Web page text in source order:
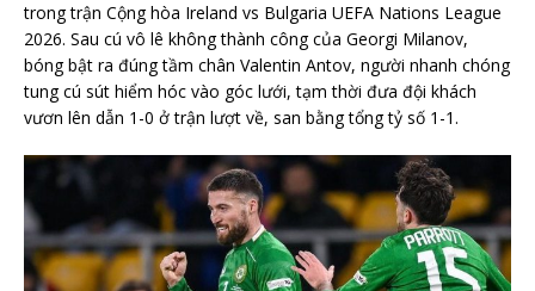
trong trận Cộng hòa Ireland vs Bulgaria UEFA Nations League
2026. Sau cú vô lê không thành công của Georgi Milanov,
bóng bật ra đúng tầm chân Valentin Antov, người nhanh chóng
tung cú sút hiểm hóc vào góc lưới, tạm thời đưa đội khách
vươn lên dẫn 1-0 ở trận lượt về, san bằng tổng tỷ số 1-1.